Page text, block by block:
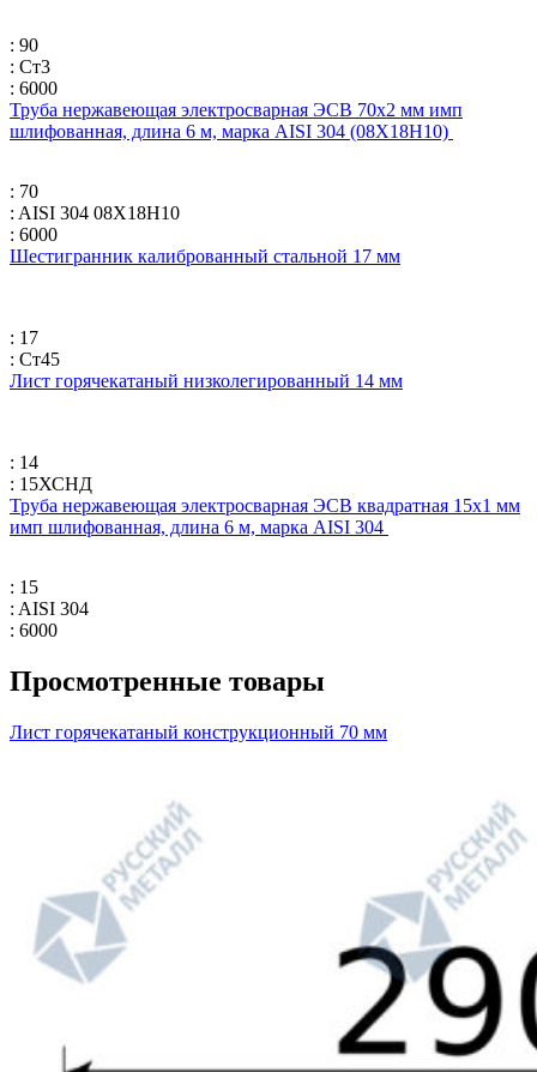
: 90
: Ст3
: 6000
Труба нержавеющая электросварная ЭСВ 70х2 мм имп
шлифованная, длина 6 м, марка AISI 304 (08Х18Н10)
: 70
: AISI 304 08Х18Н10
: 6000
Шестигранник калиброванный стальной 17 мм
: 17
: Ст45
Лист горячекатаный низколегированный 14 мм
: 14
: 15ХСНД
Труба нержавеющая электросварная ЭСВ квадратная 15х1 мм
имп шлифованная, длина 6 м, марка AISI 304
: 15
: AISI 304
: 6000
Просмотренные товары
Лист горячекатаный конструкционный 70 мм